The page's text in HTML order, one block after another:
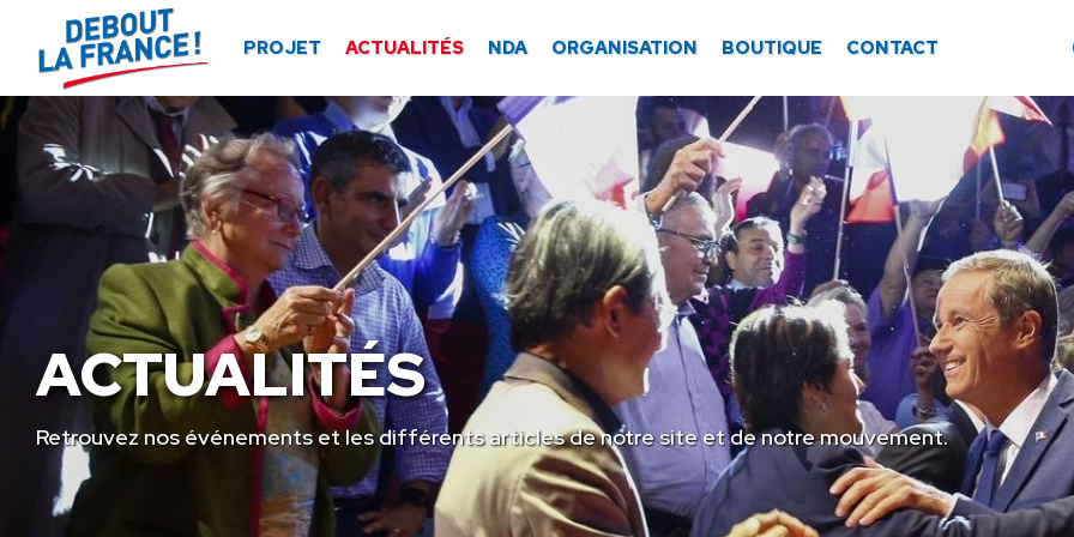
PROJET ACTUALITÉS NDA ORGANISATION BOUTIQUE CONTACT
ACTUALITÉS
Retrouvez nos événements et les différents articles de notre site et de notre mouvement.
Panneau de gestion des cookies